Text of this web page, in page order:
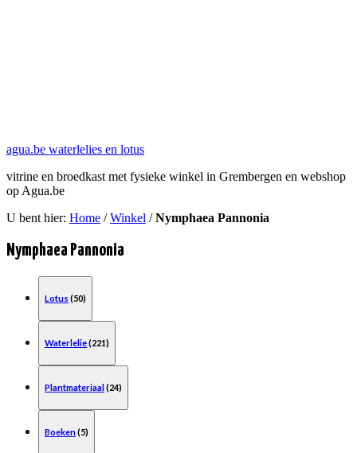
agua.be waterlelies en lotus
vitrine en broedkast met fysieke winkel in Grembergen en webshop
op Agua.be
U bent hier: Home /Winkel /Nymphaea Pannonia
Nymphaea Pannonia
Lotus (50)
Waterlelie(221)
Plantmateriaal (24)
Boeken(5)